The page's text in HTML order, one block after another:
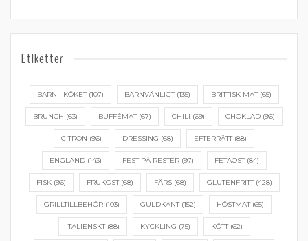
Etiketter
BARN I KÖKET(107) BARNVÄNLIGT(135) BRITTISK MAT(65)
BRUNCH (63) BUFFÉMAT(67) CHILI (69) CHOKLAD (96)
CITRON (96) DRESSING (68) EFTERRÄTT(88)
ENGLAND(143) FEST PÅ RESTER(97) FETAOST(84)
FISK(96) FRUKOST(68) FÄRS(68) GLUTENFRITT(428)
GRILLTILLBEHÖR (103) GULDKANT(152) HÖSTMAT(65)
ITALIENSKT(88) KYCKLING (75) KÖTT(62)